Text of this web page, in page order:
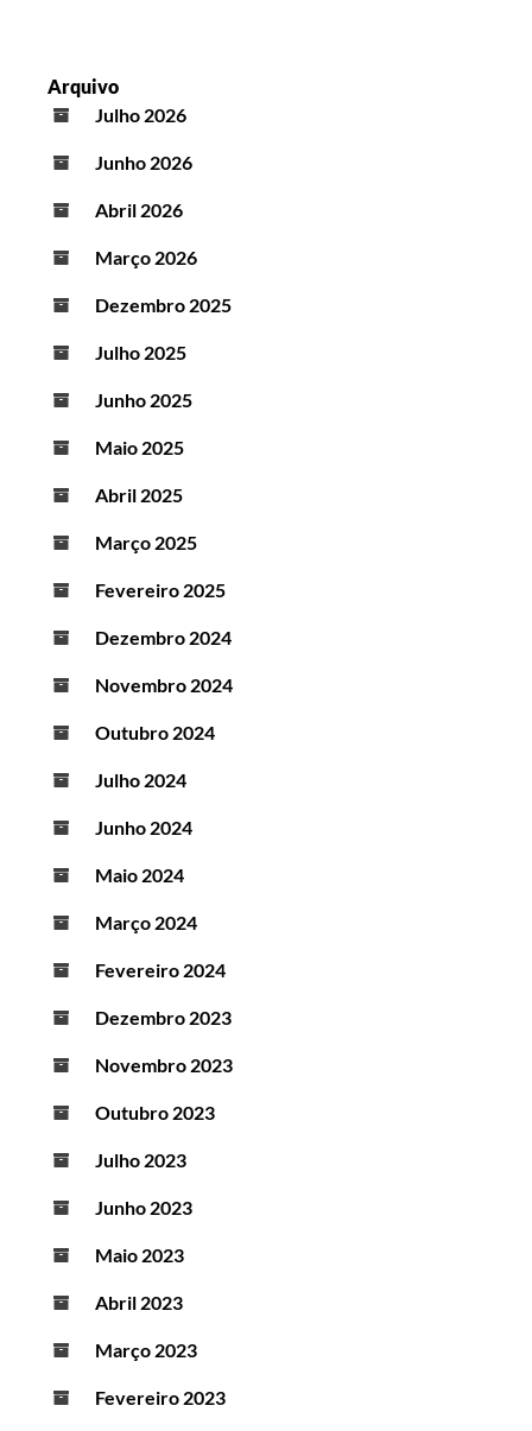
Arquivo
Julho 2026
Junho 2026
Abril 2026
Março 2026
Dezembro 2025
Julho 2025
Junho 2025
Maio 2025
Abril 2025
Março 2025
Fevereiro 2025
Dezembro 2024
Novembro 2024
Outubro 2024
Julho 2024
Junho 2024
Maio 2024
Março 2024
Fevereiro 2024
Dezembro 2023
Novembro 2023
Outubro 2023
Julho 2023
Junho 2023
Maio 2023
Abril 2023
Março 2023
Fevereiro 2023